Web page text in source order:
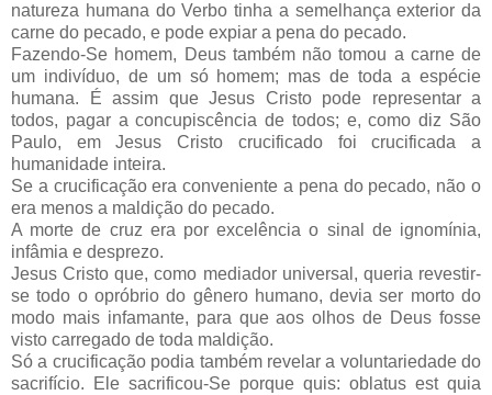
natureza humana do Verbo tinha a semelhança exterior da
carne do pecado, e pode expiar a pena do pecado.
Fazendo-Se homem, Deus também não tomou a carne de
um indivíduo, de um só homem; mas de toda a espécie
humana. É assim que Jesus Cristo pode representar a
todos, pagar a concupiscência de todos; e, como diz São
Paulo, em Jesus Cristo crucificado foi crucificada a
humanidade inteira.
Se a crucificação era conveniente a pena do pecado, não o
era menos a maldição do pecado.
A morte de cruz era por excelência o sinal de ignomínia,
infâmia e desprezo.
Jesus Cristo que, como mediador universal, queria revestir-
se todo o opróbrio do gênero humano, devia ser morto do
modo mais infamante, para que aos olhos de Deus fosse
visto carregado de toda maldição.
Só a crucificação podia também revelar a voluntariedade do
sacrifício. Ele sacrificou-Se porque quis: oblatus est quia